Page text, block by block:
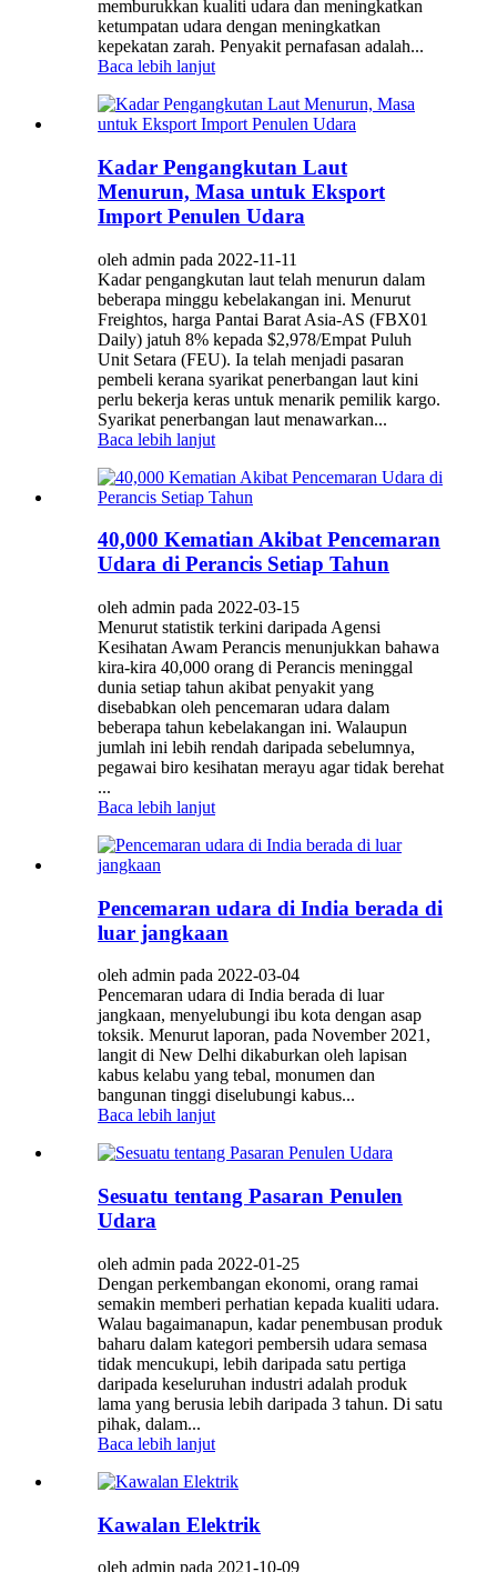
memburukkan kualiti udara dan meningkatkan
ketumpatan udara dengan meningkatkan
kepekatan zarah. Penyakit pernafasan adalah...
Baca lebih lanjut
Kadar Pengangkutan Laut
Menurun, Masa untuk Eksport
Import Penulen Udara
oleh admin pada 2022-11-11
Kadar pengangkutan laut telah menurun dalam
beberapa minggu kebelakangan ini. Menurut
Freightos, harga Pantai Barat Asia-AS (FBX01
Daily) jatuh 8% kepada $2,978/Empat Puluh
Unit Setara (FEU). Ia telah menjadi pasaran
pembeli kerana syarikat penerbangan laut kini
perlu bekerja keras untuk menarik pemilik kargo.
Syarikat penerbangan laut menawarkan...
Baca lebih lanjut
40,000 Kematian Akibat Pencemaran
Udara di Perancis Setiap Tahun
oleh admin pada 2022-03-15
Menurut statistik terkini daripada Agensi
Kesihatan Awam Perancis menunjukkan bahawa
kira-kira 40,000 orang di Perancis meninggal
dunia setiap tahun akibat penyakit yang
disebabkan oleh pencemaran udara dalam
beberapa tahun kebelakangan ini. Walaupun
jumlah ini lebih rendah daripada sebelumnya,
pegawai biro kesihatan merayu agar tidak berehat
...
Baca lebih lanjut
Pencemaran udara di India berada di
luar jangkaan
oleh admin pada 2022-03-04
Pencemaran udara di India berada di luar
jangkaan, menyelubungi ibu kota dengan asap
toksik. Menurut laporan, pada November 2021,
langit di New Delhi dikaburkan oleh lapisan
kabus kelabu yang tebal, monumen dan
bangunan tinggi diselubungi kabus...
Baca lebih lanjut
Sesuatu tentang Pasaran Penulen
Udara
oleh admin pada 2022-01-25
Dengan perkembangan ekonomi, orang ramai
semakin memberi perhatian kepada kualiti udara.
Walau bagaimanapun, kadar penembusan produk
baharu dalam kategori pembersih udara semasa
tidak mencukupi, lebih daripada satu pertiga
daripada keseluruhan industri adalah produk
lama yang berusia lebih daripada 3 tahun. Di satu
pihak, dalam...
Baca lebih lanjut
Kawalan Elektrik
oleh admin pada 2021-10-09